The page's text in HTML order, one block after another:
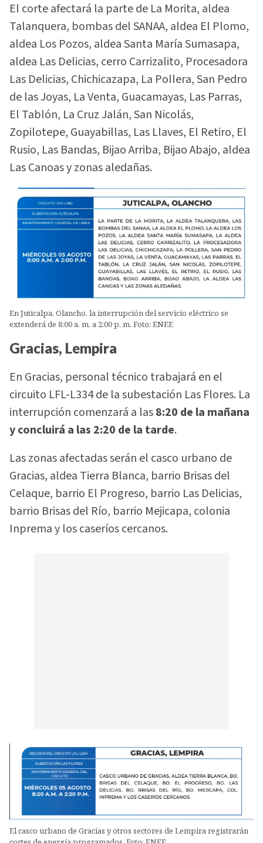
El corte afectará la parte de La Morita, aldea
Talanquera, bombas del SANAA, aldea El Plomo,
aldea Los Pozos, aldea Santa María Sumasapa,
aldea Las Delicias, cerro Carrizalito, Procesadora
Las Delicias, Chichicazapa, La Pollera, San Pedro
de las Joyas, La Venta, Guacamayas, Las Parras,
El Tablón, La Cruz Jalán, San Nicolás,
Zopilotepe, Guayabillas, Las Llaves, El Retiro, El
Rusio, Las Bandas, Bijao Arriba, Bijao Abajo, aldea
Las Canoas y zonas aledañas.
En Juticalpa, Olancho, la interrupción del servicio eléctrico se
extenderá de 8:00 a. m. a 2:00 p. m. Foto: ENEE
Gracias, Lempira
En Gracias, personal técnico trabajará en el
circuito LFL-L334 de la subestación Las Flores. La
interrupción comenzará a las8:20 de la mañana
y concluirá a las 2:20 de la tarde.
Las zonas afectadas serán el casco urbano de
Gracias, aldea Tierra Blanca, barrio Brisas del
Celaque, barrio El Progreso, barrio Las Delicias,
barrio Brisas del Río, barrio Mejicapa, colonia
Inprema y los caseríos cercanos.
El casco urbano de Gracias y otros sectores de Lempira registrarán